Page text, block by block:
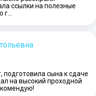
ссылки на полезные
подготовила сына к сдаче
на высокий проходной